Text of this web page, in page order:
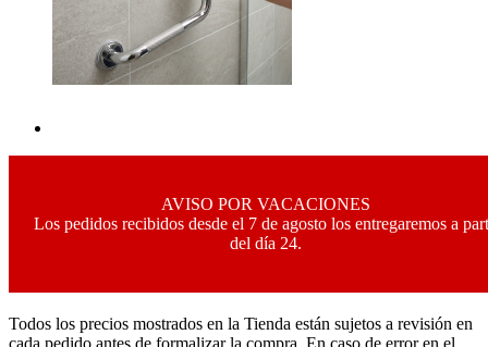
AVISO POR VACACIONES
Los pedidos recibidos desde el 7 de agosto los entregaremos a
del día 24.
Todos los precios mostrados en la Tienda están sujetos a revisión en
cada pedido antes de formalizar la compra. En caso de error en el